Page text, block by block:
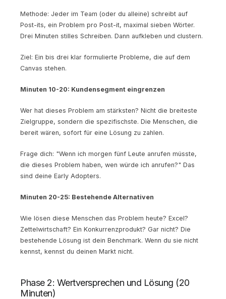
Methode: Jeder im Team (oder du alleine) schreibt auf
Post-its, ein Problem pro Post-it, maximal sieben Wörter.
Drei Minuten stilles Schreiben. Dann aufkleben und clustern.
Ziel: Ein bis drei klar formulierte Probleme, die auf dem
Canvas stehen.
Minuten 10-20: Kundensegment eingrenzen
Wer hat dieses Problem am stärksten? Nicht die breiteste
Zielgruppe, sondern die spezifischste. Die Menschen, die
bereit wären, sofort für eine Lösung zu zahlen.
Frage dich: "Wenn ich morgen fünf Leute anrufen müsste,
die dieses Problem haben, wen würde ich anrufen?" Das
sind deine Early Adopters.
Minuten 20-25: Bestehende Alternativen
Wie lösen diese Menschen das Problem heute? Excel?
Zettelwirtschaft? Ein Konkurrenzprodukt? Gar nicht? Die
bestehende Lösung ist dein Benchmark. Wenn du sie nicht
kennst, kennst du deinen Markt nicht.
Phase 2: Wertversprechen und Lösung (20
Minuten)